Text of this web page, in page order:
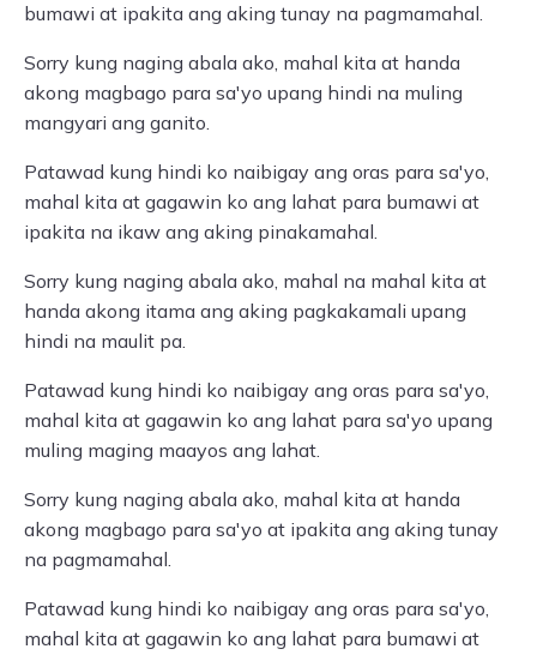
bumawi at ipakita ang aking tunay na pagmamahal.
Sorry kung naging abala ako, mahal kita at handa
akong magbago para sa'yo upang hindi na muling
mangyari ang ganito.
Patawad kung hindi ko naibigay ang oras para sa'yo,
mahal kita at gagawin ko ang lahat para bumawi at
ipakita na ikaw ang aking pinakamahal.
Sorry kung naging abala ako, mahal na mahal kita at
handa akong itama ang aking pagkakamali upang
hindi na maulit pa.
Patawad kung hindi ko naibigay ang oras para sa'yo,
mahal kita at gagawin ko ang lahat para sa'yo upang
muling maging maayos ang lahat.
Sorry kung naging abala ako, mahal kita at handa
akong magbago para sa'yo at ipakita ang aking tunay
na pagmamahal.
Patawad kung hindi ko naibigay ang oras para sa'yo,
mahal kita at gagawin ko ang lahat para bumawi at